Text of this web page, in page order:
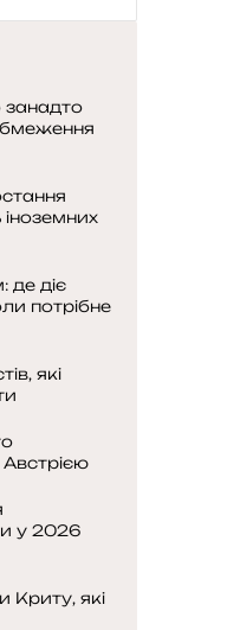
занадто
іноземних
де діє
потрібне
які
у 2026
Криту, які